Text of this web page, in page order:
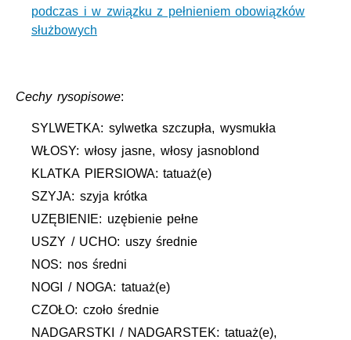
podczas i w związku z pełnieniem obowiązków
służbowych
Cechy rysopisowe:
SYLWETKA: sylwetka szczupła, wysmukła
WŁOSY: włosy jasne, włosy jasnoblond
KLATKA PIERSIOWA: tatuaż(e)
SZYJA: szyja krótka
UZĘBIENIE: uzębienie pełne
USZY / UCHO: uszy średnie
NOS: nos średni
NOGI / NOGA: tatuaż(e)
CZOŁO: czoło średnie
NADGARSTKI / NADGARSTEK: tatuaż(e),